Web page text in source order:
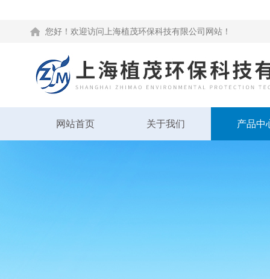
您好！欢迎访问上海植茂环保科技有限公司网站！
网站首页 关于我们 产品中